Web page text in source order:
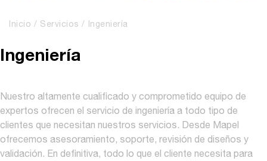
Inicio Servicios Ingeniería
Ingeniería
Nuestro altamente cualificado y comprometido equipo de
expertos ofrecen el servicio de ingeniería a todo tipo de
clientes que necesitan nuestros servicios. Desde Mapel
ofrecemos asesoramiento, soporte, revisión de diseños y
validación. En definitiva, todo lo que el cliente necesita para